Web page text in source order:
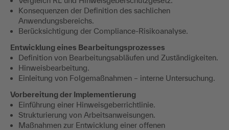
Konsequenzen der Definition des sachlichen
Anwendungsbereichs.
Berücksichtigung der Compliance-Risikoanalyse.
Entwicklung eines Bearbeitungsprozesses
Definition von Bearbeitungsabläufen und Zuständigkeiten.
Hinweisbearbeitung.
Einleitung von Folgemaßnahmen – interne Untersuchung.
Vorbereitung der Implementierung
Einführung einer Hinweisgeberrichtlinie.
Strukturierung von Arbeitsanweisungen.
Maßnahmen zur Entwicklung einer offenen